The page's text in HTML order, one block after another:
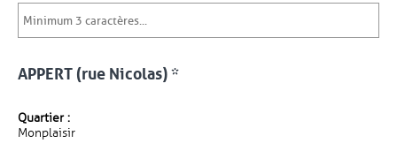
APPERT (rue Nicolas) *
Quartier :
Monplaisir